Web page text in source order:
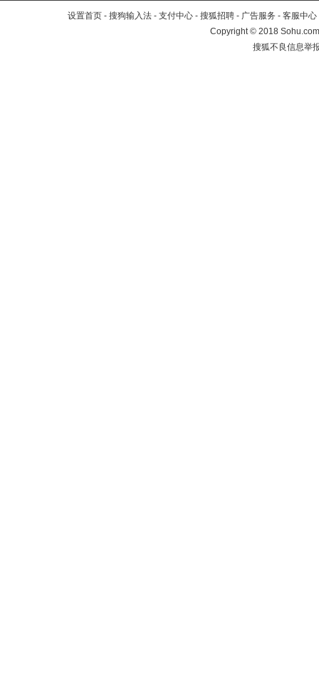
设置首页 - 搜狗输入法 - 支付中心 - 搜狐招聘 - 广告服务 - 客服中心
Copyright©2018
搜狐不良信息举